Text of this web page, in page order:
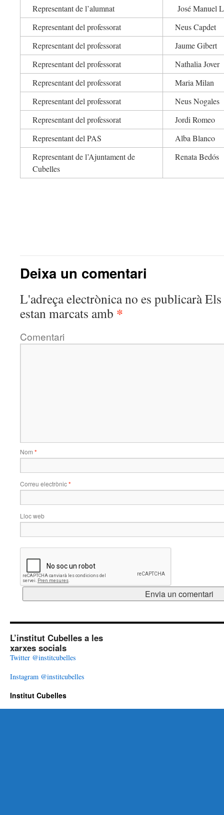
Representant de l’alumnat
José Manuel
Representant del professorat
Neus Capdet
Representant del professorat
Jaume Gibert
Representant del professorat
Nathalia Jover
Representant del professorat
Maria Milan
Representant del professorat
Neus Nogales
Representant del professorat
Jordi Romeo
Representant del PAS
Alba Blanco
Representant de l’Ajuntament de
Cubelles
Renata Bedós
Deixa un comentari
L'adreça electrònica no es publicaràEls
estan marcats amb *
Comentari
Nom *
Correu electrònic*
Lloc web
L’institut Cubelles a les
xarxes socials
Twitter @institcubelles
Instagram @institcubelles
Institut Cubelles